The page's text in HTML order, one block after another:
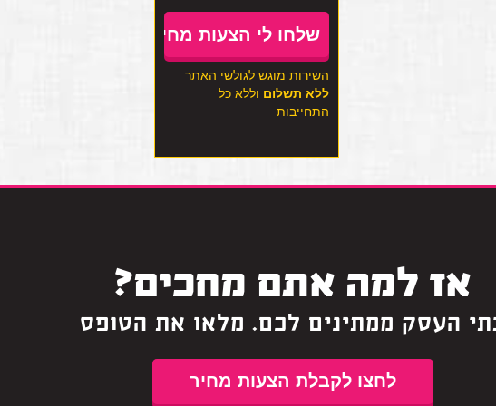
השירות מוגש לגולשי האתר
ללא תשלום וללא כל
התחייבות
אז למה אתם מחכים?
העסק ממתינים לכם. מלאו את הטופס
לחצו לקבלת הצעות מחיר